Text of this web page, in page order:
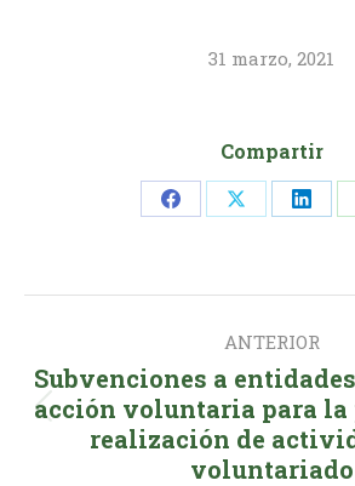
31 marzo, 2021
Compartir
Share Share Share
entre
publicaciones
ANTERIOR
anterior:
Subvenciones a
acción voluntaria para la
realización de
voluntariado